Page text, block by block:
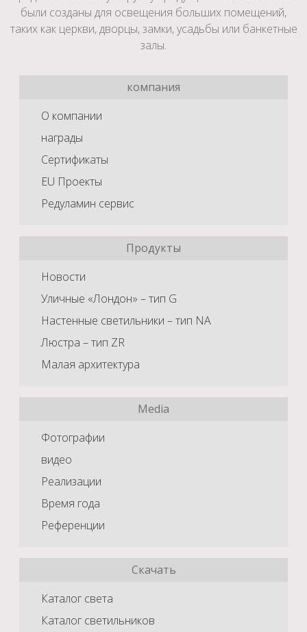
были созданы для освещения больших помещений,
таких как церкви, дворцы, замки, усадьбы или банкетные
залы.
компания
О компании
награды
Сертификаты
EU Проекты
Редуламин сервис
Продукты
Новости
Уличные «Лондон» – тип G
Настенные светильники – тип NA
Люстра – тип ZR
Малая архитектура
Media
Фотографии
видео
Реализации
Время года
Референции
Скачать
Каталог света
Каталог светильников